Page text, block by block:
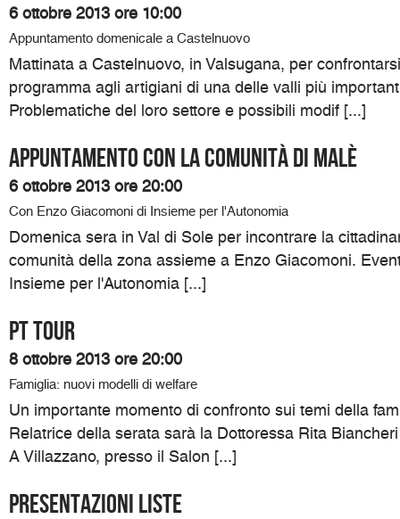
6 ottobre 2013 ore 10:00
Appuntamento domenicale a Castelnuovo
Mattinata a Castelnuovo, in Valsugana, per
programma agli artigiani di una delle valli più
Problematiche del loro settore e possibili modif [...]
Appuntamento con la comunità di Malè
6 ottobre 2013 ore 20:00
Con Enzo Giacomoni di Insieme per l'Autonomia
Domenica sera in Val di Sole per incontrare la
comunità della zona assieme a Enzo Giacomoni.
Insieme per l'Autonomia [...]
PT TOUR
8 ottobre 2013 ore 20:00
Famiglia: nuovi modelli di welfare
Un importante momento di confronto sui temi della
Relatrice della serata sarà la Dottoressa Rita
A Villazzano, presso il Salon [...]
PRESENTAZIONI LISTE